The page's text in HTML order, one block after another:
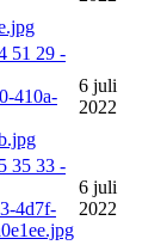
51 29 -
410a-
6 juli
2022
35 33 -
4d7f-
6 juli
2022